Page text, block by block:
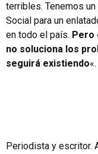
terribles. Tenemos
Social para un
en todo el país. Pero
no soluciona los
seguirá existiendo«.
Periodista y escritor.